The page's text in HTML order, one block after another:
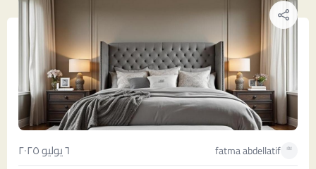
fatma abdellatif ٦ يوليو ٢٠٢٥